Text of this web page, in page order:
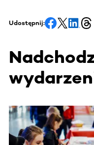
Udostępnij:
Ta sekcja zawiera